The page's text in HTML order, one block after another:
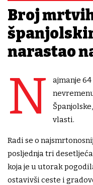
Broj
narastao
N
ajmanje
vlasti.
Radi se o
posljednja tri
koja je u utorak
ostavivši ceste i